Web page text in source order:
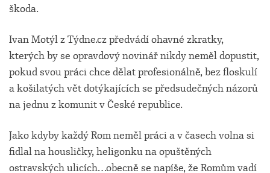
škoda.
Ivan Motýl z Týdne.cz předvádí ohavné zkratky,
kterých by se opravdový novinář nikdy neměl dopustit,
pokud svou práci chce dělat profesionálně, bez floskulí
a košilatých vět dotýkajících se předsudečných názorů
na jednu z komunit v České republice.
Jako kdyby každý Rom neměl práci a v časech volna si
fidlal na housličky, heligonku na opuštěných
ostravských ulicích…obecně se napíše, že Romům vadí